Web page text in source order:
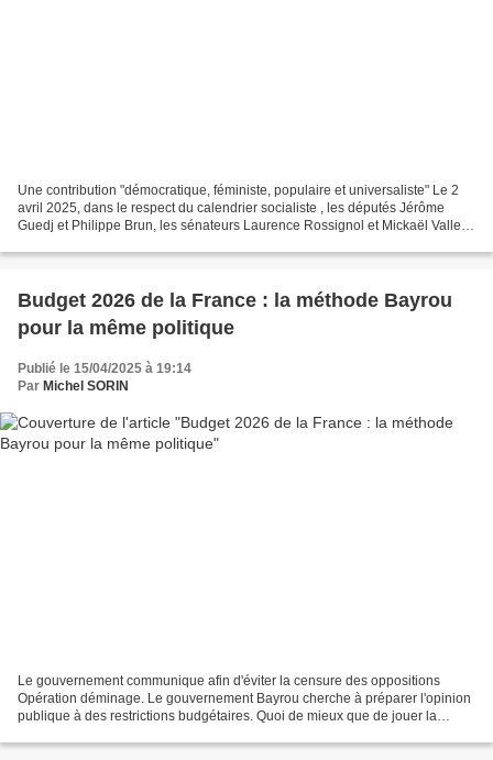
Une contribution "démocratique, féministe, populaire et universaliste" Le 2
avril 2025, dans le respect du calendrier socialiste , les députés Jérôme
Guedj et Philippe Brun, les sénateurs Laurence Rossignol et Mickaël Vallet,
Budget 2026 de la France : la méthode Bayrou
pour la même politique
Publié le 15/04/2025 à 19:14
Par Michel SORIN
Le gouvernement communique afin d'éviter la censure des oppositions
Opération déminage. Le gouvernement Bayrou cherche à préparer l'opinion
publique à des restrictions budgétaires. Quoi de mieux que de jouer la